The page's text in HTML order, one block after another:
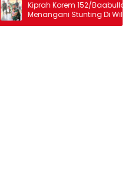
Kiprah Korem 152/Baabullah Dalam
Menangani Stunting Di Wilayah